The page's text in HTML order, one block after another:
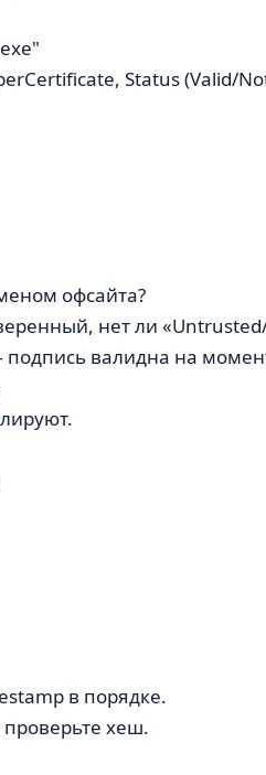
Status (Valid/
офсайта?
нет ли
валидна на
в порядке.
хеш.